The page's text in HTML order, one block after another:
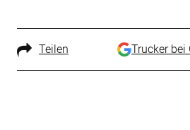
Teilen Trucker bei